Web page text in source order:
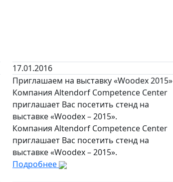
17.01.2016
Приглашаем на выставку «Woodex 2015»
Компания Altendorf Competence Center
приглашает Вас посетить стенд на
выставке «Woodex – 2015».
Компания Altendorf Competence Center
приглашает Вас посетить стенд на
выставке «Woodex – 2015».
Подробнее